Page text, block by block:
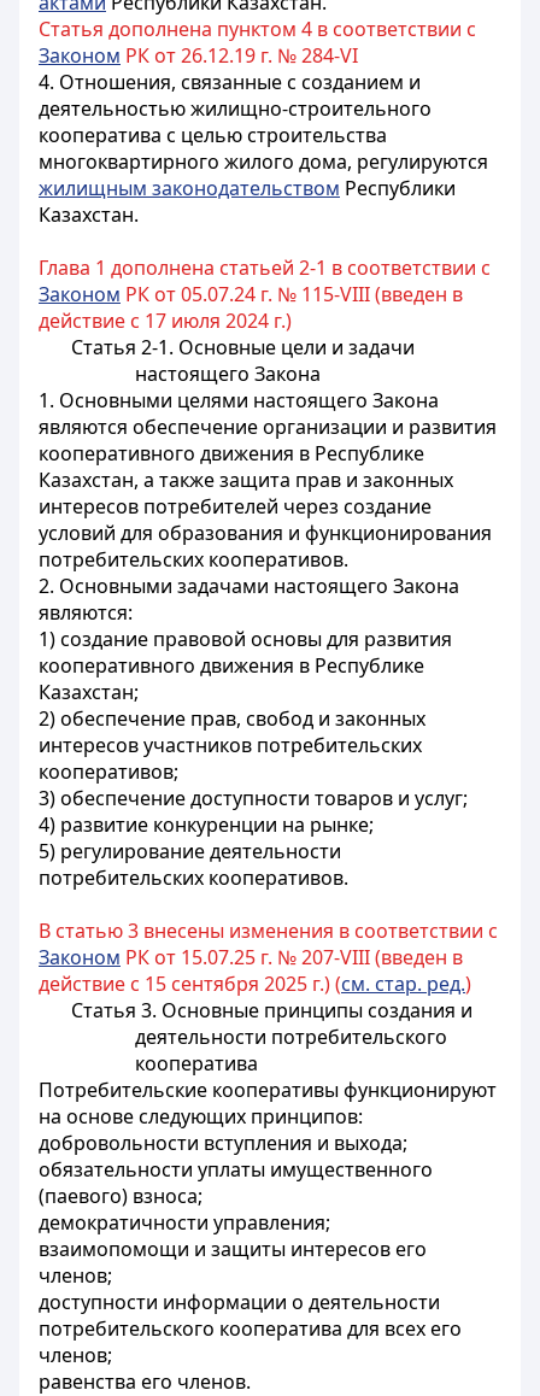
Статья дополнена пунктом 4 в соответствии с
Законом РК от 26.12.19 г. № 284-VI
4. Отношения, связанные с созданием и
деятельностью жилищно-строительного
кооператива с целью строительства
многоквартирного жилого дома, регулируются
жилищным законодательством Республики
Казахстан.
Глава 1 дополнена статьей 2-1 в соответствии с
Законом РК от 05.07.24 г. № 115-VIII (введен в
действие с 17 июля 2024 г.)
Статья 2-1. Основные цели и задачи
настоящего Закона
1. Основными целями настоящего Закона
являются обеспечение организации и развития
кооперативного движения в Республике
Казахстан, а также защита прав и законных
интересов потребителей через создание
условий для образования и функционирования
потребительских кооперативов.
2. Основными задачами настоящего Закона
являются:
1) создание правовой основы для развития
кооперативного движения в Республике
Казахстан;
2) обеспечение прав, свобод и законных
интересов участников потребительских
кооперативов;
3) обеспечение доступности товаров и услуг;
4) развитие конкуренции на рынке;
5) регулирование деятельности
потребительских кооперативов.
В статью 3 внесены изменения в соответствии с
Законом РК от 15.07.25 г. № 207-VIII (введен в
действие с 15 сентября 2025 г.) (см. стар. ред.)
Статья 3. Основные принципы создания и
деятельности потребительского
кооператива
Потребительские кооперативы функционируют
на основе следующих принципов:
добровольности вступления и выхода;
обязательности уплаты имущественного
(паевого) взноса;
демократичности управления;
взаимопомощи и защиты интересов его
членов;
доступности информации о деятельности
потребительского кооператива для всех его
членов;
равенства его членов.